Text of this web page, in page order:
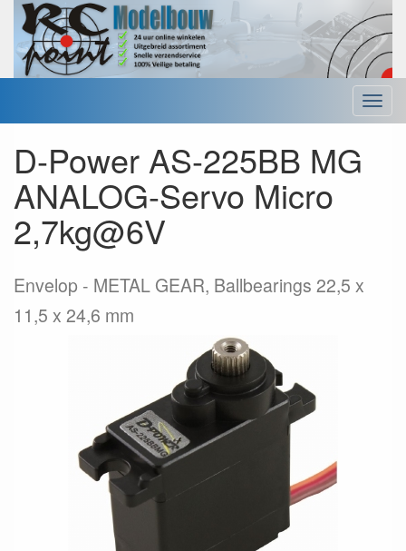
Menu
D-Power AS-225BB MG
ANALOG-Servo Micro
2,7kg@6V
Envelop
METAL GEAR, Ballbearings 22,5 x
11,5 x 24,6 mm